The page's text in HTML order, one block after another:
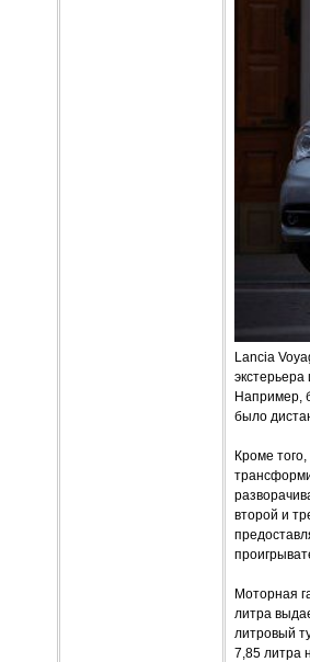
Lancia
Например,
было
Кроме
второй и
Моторная
литра
литровый
7,85 литра